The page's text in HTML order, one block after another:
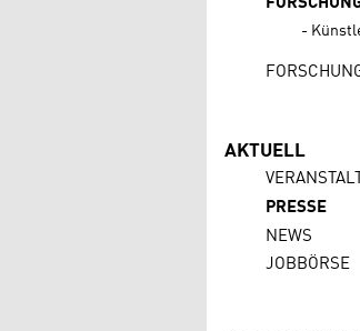
AKTUELL
PRESSE
NEWS
JOBBÖRSE